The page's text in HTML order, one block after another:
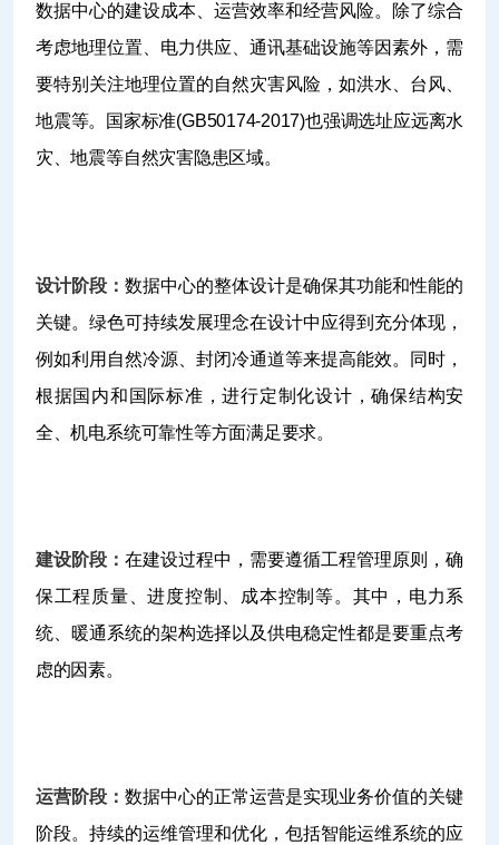
数据中心的建设成本、运营效率和经营风险。除了综合
考虑地理位置、电力供应、通讯基础设施等因素外，需
要特别关注地理位置的自然灾害风险，如洪水、台风、
地震等。国家标准(GB50174-2017)也强调选址应远离水
灾、地震等自然灾害隐患区域。
设计阶段：数据中心的整体设计是确保其功能和性能的
关键。绿色可持续发展理念在设计中应得到充分体现，
例如利用自然冷源、封闭冷通道等来提高能效。同时，
根据国内和国际标准，进行定制化设计，确保结构安
全、机电系统可靠性等方面满足要求。
建设阶段：在建设过程中，需要遵循工程管理原则，确
保工程质量、进度控制、成本控制等。其中，电力系
统、暖通系统的架构选择以及供电稳定性都是要重点考
虑的因素。
运营阶段：数据中心的正常运营是实现业务价值的关键
阶段。持续的运维管理和优化，包括智能运维系统的应